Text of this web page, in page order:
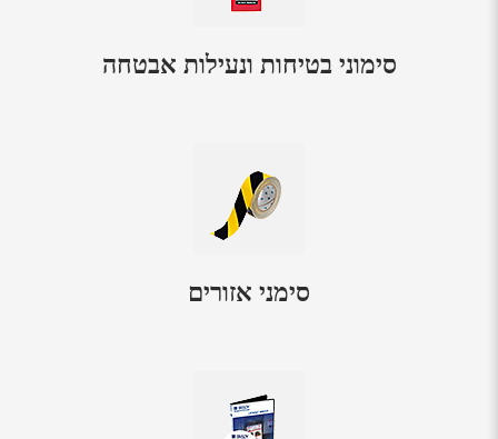
סימוני בטיחות ונעילות אבטחה
סימני אזורים